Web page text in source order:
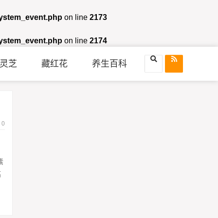
on line 2173
on line 2174
灵芝 藏红花 养生百科
0